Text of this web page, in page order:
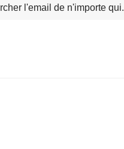
l'email de n'importe qui.